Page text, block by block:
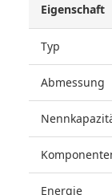
Eigenschaft
Typ
Abmessung
Energie